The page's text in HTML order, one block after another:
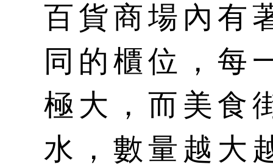
百貨商場內有
同的櫃位，每
極大，而美食
水，數量越大